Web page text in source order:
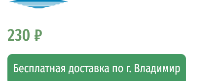
230 ₽